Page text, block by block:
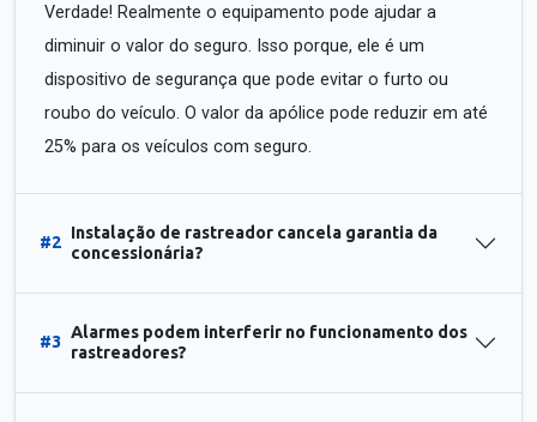
Verdade! Realmente o equipamento pode ajudar a
diminuir o valor do seguro. Isso porque, ele é um
dispositivo de segurança que pode evitar o furto ou
roubo do veículo. O valor da apólice pode reduzir em até
25% para os veículos com seguro.
#2
Instalação de rastreador cancela garantia da
concessionária?
#3
Alarmes podem interferir no funcionamento dos
rastreadores?